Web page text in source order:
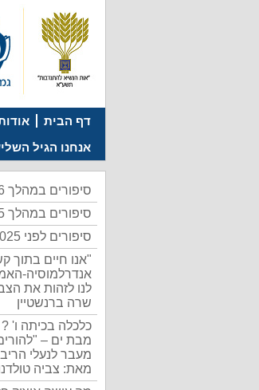
דף הבית
אנחנו הגיל
סיפורים במהלך 2026
סיפורים במהלך 2025
סיפורים לפני 2025
"אנו חיים בתוך
אנדרלמוסיה-
לנו לזהות את
שרה ברנשטיין
כלכלה בכיתה ו' ?
מבת ים –
מעבר לנעלי
מאת: צביה